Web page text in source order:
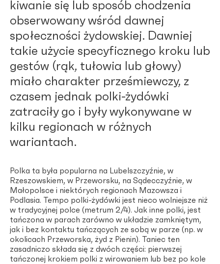
kiwanie się lub sposób chodzenia
obserwowany wśród dawnej
społeczności żydowskiej. Dawniej
takie użycie specyficznego kroku lub
gestów (rąk, tułowia lub głowy)
miało charakter prześmiewczy, z
czasem jednak polki-żydówki
zatraciły go i były wykonywane w
kilku regionach w różnych
wariantach.
Polka ta była popularna na Lubelszczyźnie, w
Rzeszowskiem, w Przeworsku, na Sądecczyźnie, w
Małopolsce i niektórych regionach Mazowsza i
Podlasia. Tempo polki-żydówki jest nieco wolniejsze niż
w tradycyjnej polce (metrum 2/4). Jak inne polki, jest
tańczona w parach zarówno w układzie zamkniętym,
jak i bez kontaktu tańczących ze sobą w parze (np. w
okolicach Przeworska, żyd z Pienin). Taniec ten
zasadniczo składa się z dwóch części: pierwszej
tańczonej krokiem polki z wirowaniem lub bez po kole